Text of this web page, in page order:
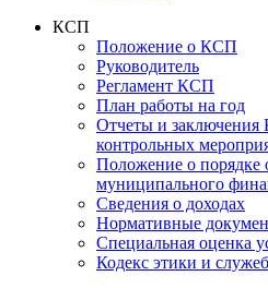
КСП
Положение о КСП
Руководитель
Регламент КСП
План работы на год
Отчеты и
контрольных
Положение о порядке
муниципального
Сведения о доходах
Нормативные
Специальная оценка
Кодекс этики и